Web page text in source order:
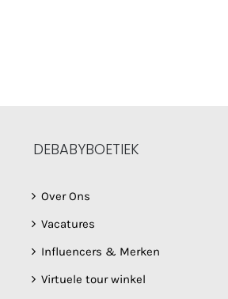
DEBABYBOETIEK
Over Ons
Vacatures
Influencers & Merken
Virtuele tour winkel